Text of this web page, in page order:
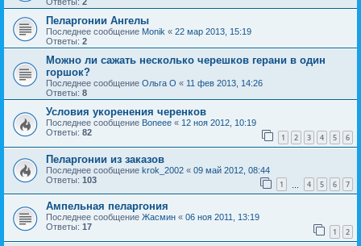
Пеларгонии Ангелы
Последнее сообщение Monik « 22 мар 2013, 15:19
Ответы: 2
Можно ли сажать несколько черешков герани в один
горшок?
Последнее сообщение Ольга О « 11 фев 2013, 14:26
Ответы: 8
Условия укоренения черенков
Последнее сообщение Boneee « 12 ноя 2012, 10:19
Ответы: 82 1 2 3 4 5 6
Пеларгонии из заказов
Последнее сообщение krok_2002 « 09 май 2012, 08:44
Ответы: 103 1 4 5 6 7
Ампельная пеларгония
Последнее сообщение Жасмин « 06 ноя 2011, 13:19
Ответы: 17 1 2